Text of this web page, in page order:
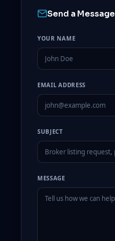
Send a Message
YOUR NAME
EMAIL ADDRESS
SUBJECT
MESSAGE